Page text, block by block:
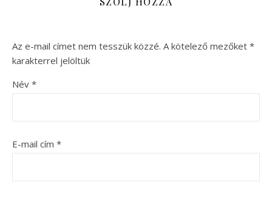
Az e-mail címet nem tesszük közzé. A kötelező mezőket *
karakterrel jelöltük
Név *
E-mail cím *